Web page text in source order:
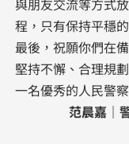
程，只有保持平穩
最後，祝願你們在
堅持不懈、合理規
一名優秀的人民警
范晨嘉｜